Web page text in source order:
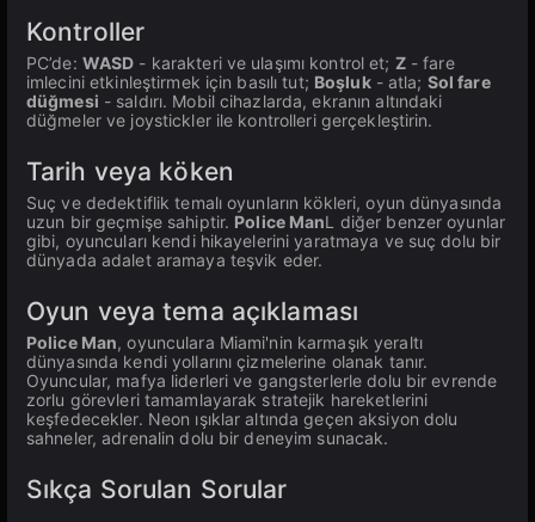
Kontroller
PC’de: WASD - karakteri ve ulaşımı kontrol et; Z- fare
imlecini etkinleştirmek için basılı tut; Boşluk- atla; Sol fare
düğmesi - saldırı. Mobil cihazlarda, ekranın altındaki
düğmeler ve joystickler ile kontrolleri gerçekleştirin.
Tarih veya köken
Suç ve dedektiflik temalı oyunların kökleri, oyun dünyasında
uzun bir geçmişe sahiptir. Police ManL diğer benzer oyunlar
gibi, oyuncuları kendi hikayelerini yaratmaya ve suç dolu bir
dünyada adalet aramaya teşvik eder.
Oyun veya tema açıklaması
Police Man, oyunculara Miami'nin karmaşık yeraltı
dünyasında kendi yollarını çizmelerine olanak tanır.
Oyuncular, mafya liderleri ve gangsterlerle dolu bir evrende
zorlu görevleri tamamlayarak stratejik hareketlerini
keşfedecekler. Neon ışıklar altında geçen aksiyon dolu
sahneler, adrenalin dolu bir deneyim sunacak.
Sıkça Sorulan Sorular